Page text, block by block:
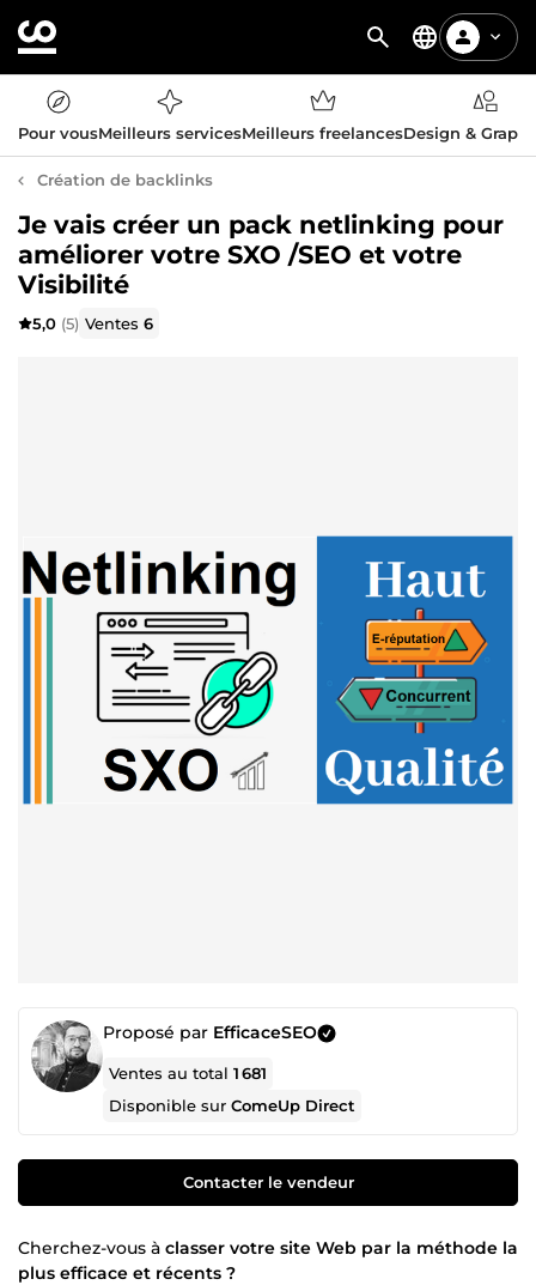
Pour vousMeilleurs servicesMeilleurs freelancesDesign &
Création de backlinks
Je vais créer un pack netlinking pour
améliorer votre SXO /SEO et votre
Visibilité
5,0 (5) Ventes6
Proposé par EfficaceSEO
Ventes au total1 681
Disponible surComeUp Direct
Contacter le vendeur
Cherchez-vous à classer votre site Web par la méthode la
plus efficace et récents ?